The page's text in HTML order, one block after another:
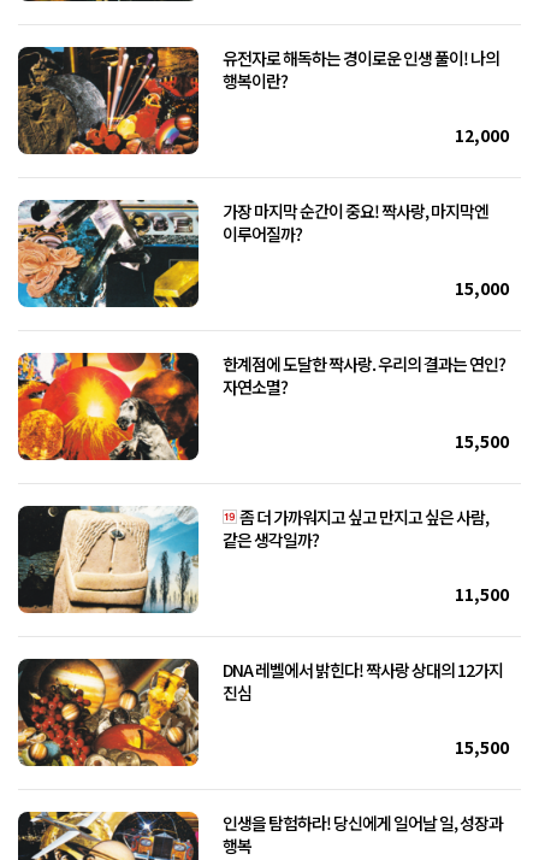
유전자로 해독하는 경이로운 인생 풀이! 나의
행복이란?
12,000
가장 마지막 순간이 중요! 짝사랑, 마지막엔
이루어질까?
15,000
한계점에 도달한 짝사랑. 우리의 결과는 연인?
자연소멸?
15,500
좀 더 가까워지고 싶고 만지고 싶은 사람,
같은 생각일까?
11,500
DNA 레벨에서 밝힌다! 짝사랑 상대의 12가지
진심
15,500
인생을 탐험하라! 당신에게 일어날 일, 성장과
행복